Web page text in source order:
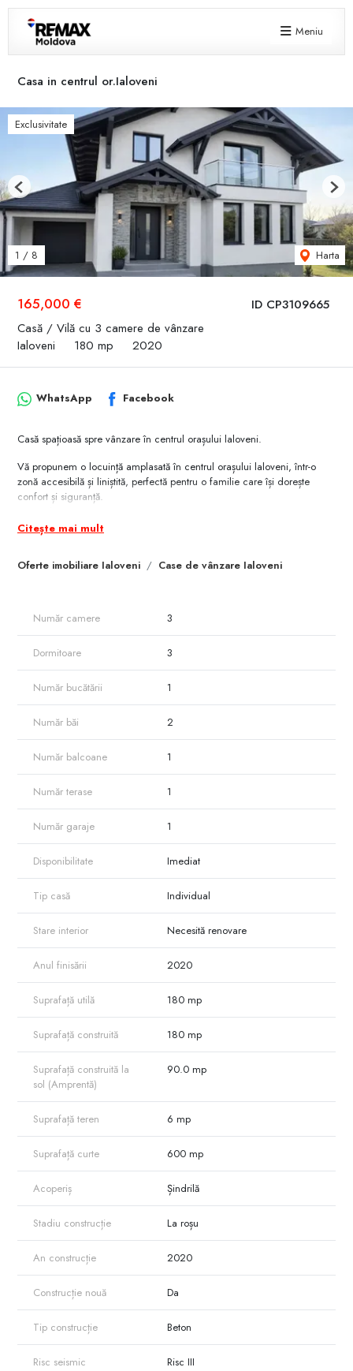
Meniu
Casa in centrul or.Ialoveni
ID CP3109665
165,000 €
Casă / Vilă cu 3 camere de vânzare
Ialoveni
180 mp 2020
Exclusivitate
1 / 8 Harta
Previous Next
Oferte imobiliare Ialoveni Case de vânzare Ialoveni
WhatsApp Facebook
Casă spațioasă spre vânzare în centrul orașului laloveni.
Vă propunem o locuință amplasată în centrul orașului laloveni, într-o
zonă accesibilă și liniștită, perfectă pentru o familie care își dorește
confort și siguranță.
• Suprafață casă: 180 m2
Compartimentare:
• Salon luminos
• Baie
• Garaj
Nivelul 2:
• Baie
Casa oferă un potențial excelent pentru amenajare după propriul gust,
intimitate și curte proprie.
Pentru mai multe detalii sau programarea unei vizionări:
079 000 254
Citește mai mult
Număr camere 3
Dormitoare 3
Număr bucătării 1
Număr băi 2
Număr balcoane 1
Număr terase 1
Număr garaje 1
Disponibilitate Imediat
Tip casă Individual
Stare interior Necesită renovare
Anul finisării 2020
Suprafață utilă 180 mp
Suprafață construită 180 mp
Suprafață construită la
sol (Amprentă)
90.0 mp
Suprafață teren 6 mp
Suprafață curte 600 mp
Acoperiș Șindrilă
Stadiu construcție La roșu
An construcție 2020
Construcție nouă Da
Tip construcție Beton
Risc seismic Risc III